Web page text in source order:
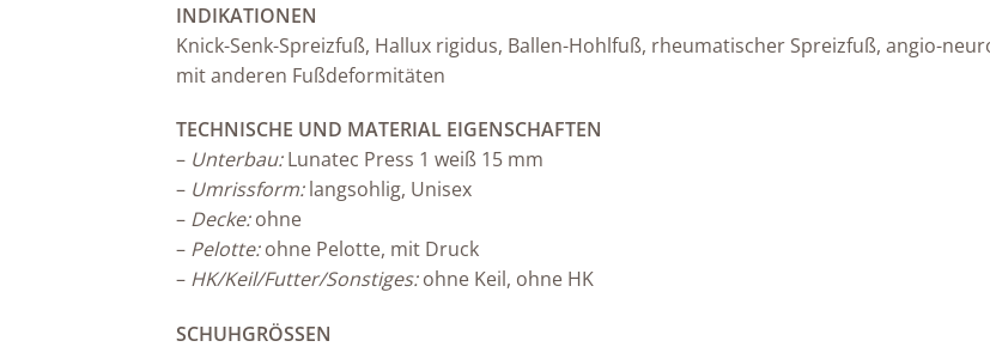
INDIKATIONEN
Knick-Senk-Spreizfuß, Hallux rigidus, Ballen-Hohlfuß, rheumatischer Spreizfuß, angio-
mit anderen Fußdeformitäten
TECHNISCHE UND MATERIAL EIGENSCHAFTEN
– Unterbau:Lunatec Press 1 weiß 15 mm
– Umrissform:langsohlig, Unisex
– Decke:ohne
– Pelotte:ohne Pelotte, mit Druck
– HK/Keil/Futter/Sonstiges:ohne Keil, ohne HK
SCHUHGRÖSSEN